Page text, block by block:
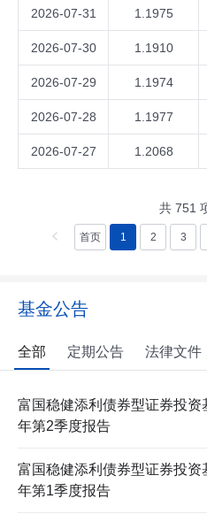
2026-07-31 1.1975
2026-07-30 1.1910
2026-07-29 1.1974
2026-07-28 1.1977
2026-07-27 1.2068
共 751
首页 1 2 3
基金公告
全部 定期公告 法律文件
富国稳健添利债券型证券投资
年第2季度报告
富国稳健添利债券型证券投资
年第1季度报告